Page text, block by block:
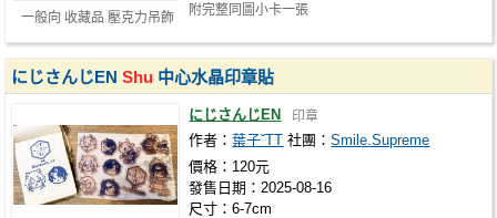
一般向 收藏品 壓克力吊飾 附完整同圖小卡一張
にじさんじENShu 中心水晶印章貼
にじさんじEN 印章
作者：葉子ˇTT 社團：Smile.Supreme
價格：120元
發售日期：2025-08-16
尺寸：6-7cm